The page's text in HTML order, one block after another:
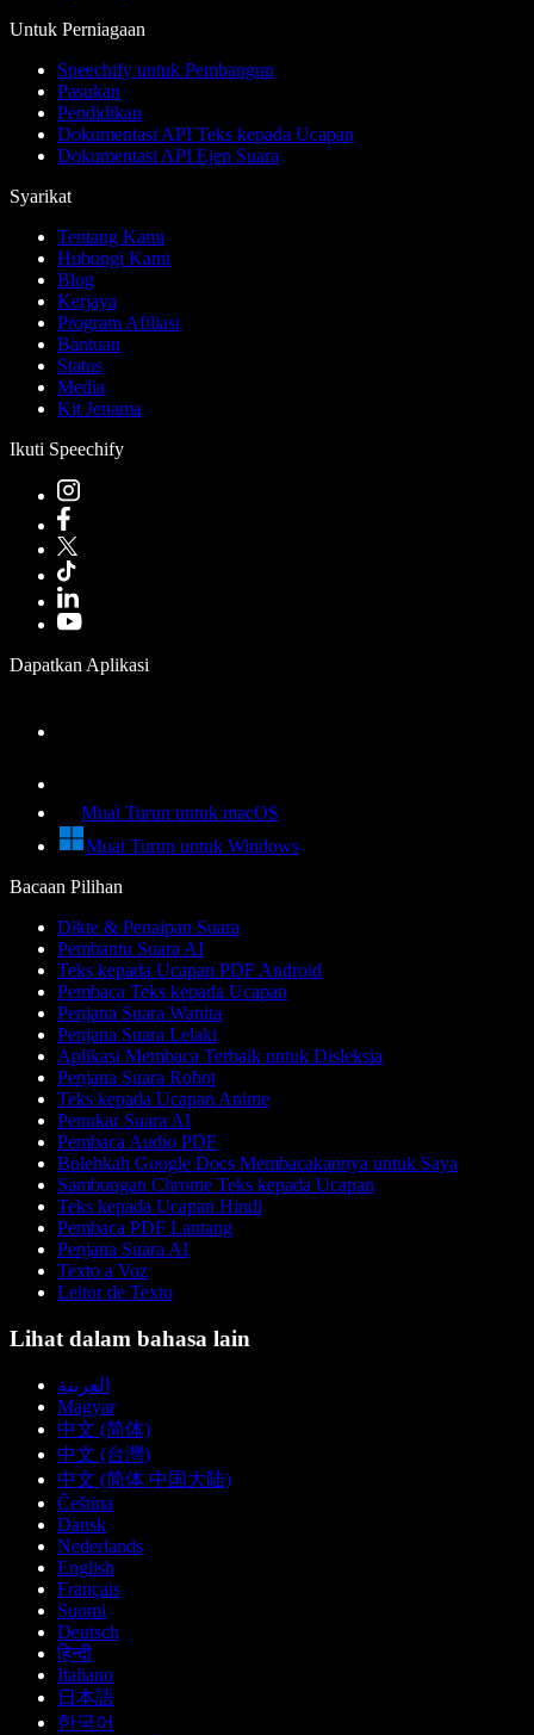
Untuk Perniagaan
Speechify untuk Pembangun
Pasukan
Pendidikan
Dokumentasi API Teks kepada Ucapan
Dokumentasi API Ejen Suara
Syarikat
Tentang Kami
Hubungi Kami
Blog
Kerjaya
Program Afiliasi
Bantuan
Status
Media
Kit Jenama
Ikuti Speechify
Dapatkan Aplikasi
Muat Turun untuk macOS
Muat Turun untuk Windows
Bacaan Pilihan
Dikte & Penaipan Suara
Pembantu Suara AI
Teks kepada Ucapan PDF Android
Pembaca Teks kepada Ucapan
Penjana Suara Wanita
Penjana Suara Lelaki
Aplikasi Membaca Terbaik untuk Disleksia
Penjana Suara Robot
Teks kepada Ucapan Anime
Penukar Suara AI
Pembaca Audio PDF
Bolehkah Google Docs Membacakannya untuk Saya
Sambungan Chrome Teks kepada Ucapan
Teks kepada Ucapan Hindi
Pembaca PDF Lantang
Penjana Suara AI
Texto a Voz
Leitor de Texto
Lihat dalam bahasa lain
العربية
Magyar
中文 (简体)
中文 (台灣)
中文 (简体 中国大陆)
Čeština
Dansk
Nederlands
English
Français
Suomi
Deutsch
हिन्दी
Italiano
日本語
한국어